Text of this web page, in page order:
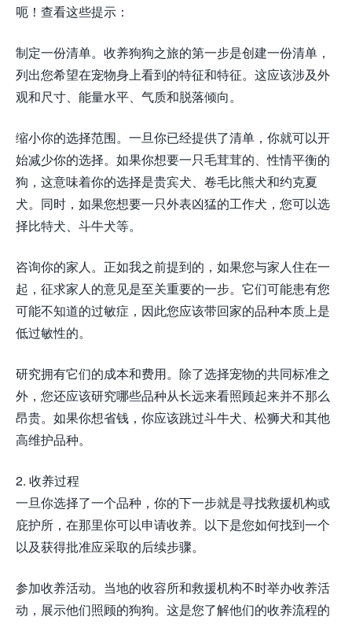
呃！查看这些提示：
制定一份清单。收养狗狗之旅的第一步是创建一份清单，
列出您希望在宠物身上看到的特征和特征。这应该涉及外
观和尺寸、能量水平、气质和脱落倾向。
缩小你的选择范围。一旦你已经提供了清单，你就可以开
始减少你的选择。如果你想要一只毛茸茸的、性情平衡的
狗，这意味着你的选择是贵宾犬、卷毛比熊犬和约克夏
犬。同时，如果您想要一只外表凶猛的工作犬，您可以选
择比特犬、斗牛犬等。
咨询你的家人。正如我之前提到的，如果您与家人住在一
起，征求家人的意见是至关重要的一步。它们可能患有您
可能不知道的过敏症，因此您应该带回家的品种本质上是
低过敏性的。
研究拥有它们的成本和费用。除了选择宠物的共同标准之
外，您还应该研究哪些品种从长远来看照顾起来并不那么
昂贵。如果你想省钱，你应该跳过斗牛犬、松狮犬和其他
高维护品种。
2. 收养过程
一旦你选择了一个品种，你的下一步就是寻找救援机构或
庇护所，在那里你可以申请收养。以下是您如何找到一个
以及获得批准应采取的后续步骤。
参加收养活动。当地的收容所和救援机构不时举办收养活
动，展示他们照顾的狗狗。这是您了解他们的收养流程的